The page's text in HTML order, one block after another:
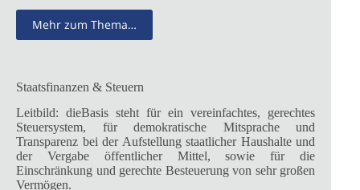
Mehr zum Thema…
Staatsfinanzen & Steuern
Leitbild: dieBasis steht für ein vereinfachtes, gerechtes
Steuersystem, für demokratische Mitsprache und
Transparenz bei der Aufstellung staatlicher Haushalte und
der Vergabe öffentlicher Mittel, sowie für die
Einschränkung und gerechte Besteuerung von sehr großen
Vermögen.